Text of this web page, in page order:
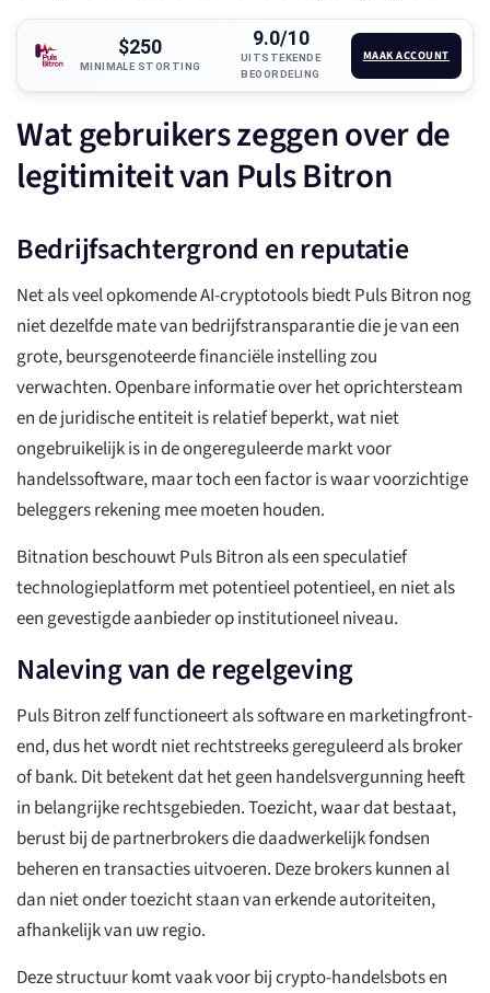
$250
MINIMALE STORTING
9.0/10
UITSTEKENDE
BEOORDELING
MAAK ACCOUNT
Wat gebruikers zeggen over de
legitimiteit van Puls Bitron
Bedrijfsachtergrond en reputatie
Net als veel opkomende AI-cryptotools biedt Puls Bitron nog
niet dezelfde mate van bedrijfstransparantie die je van een
grote, beursgenoteerde financiële instelling zou
verwachten. Openbare informatie over het oprichtersteam
en de juridische entiteit is relatief beperkt, wat niet
ongebruikelijk is in de ongereguleerde markt voor
handelssoftware, maar toch een factor is waar voorzichtige
beleggers rekening mee moeten houden.
Bitnation beschouwt Puls Bitron als een speculatief
technologieplatform met potentieel potentieel, en niet als
een gevestigde aanbieder op institutioneel niveau.
Naleving van de regelgeving
Puls Bitron zelf functioneert als software en marketingfront-
end, dus het wordt niet rechtstreeks gereguleerd als broker
of bank. Dit betekent dat het geen handelsvergunning heeft
in belangrijke rechtsgebieden. Toezicht, waar dat bestaat,
berust bij de partnerbrokers die daadwerkelijk fondsen
beheren en transacties uitvoeren. Deze brokers kunnen al
dan niet onder toezicht staan van erkende autoriteiten,
afhankelijk van uw regio.
Deze structuur komt vaak voor bij crypto-handelsbots en